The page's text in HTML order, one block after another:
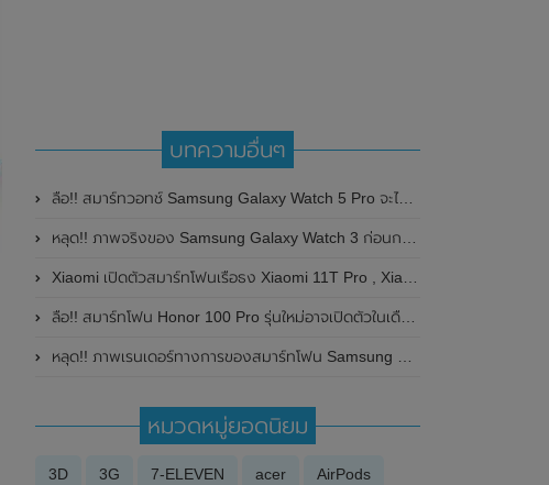
บทความอื่นๆ
ลือ!! สมาร์ทวอทช์ Samsung Galaxy Watch 5 Pro จะไม่มีขอบหน้าปัดที่หมุนได้แล้ว
หลุด!! ภาพจริงของ Samsung Galaxy Watch 3 ก่อนการเปิดตัวอย่างเป็นทางการ
Xiaomi เปิดตัวสมาร์ทโฟนเรือธง Xiaomi 11T Pro , Xiaomi 11T มาพร้อมกล้อง ความละเอียดสูงถึง 108MP , หน้าจอแสดงผล AMOLED , 120Hz และชาร์จไวสูงสุด 120W
ลือ!! สมาร์ทโฟน Honor 100 Pro รุ่นใหม่อาจเปิดตัวในเดือนพฤศจิกายน 2023 นี้ คาดมาพร้อมชิปเซ็ต Snapdragon 8 Gen 2
หลุด!! ภาพเรนเดอร์ทางการของสมาร์ทโฟน Samsung Galaxy A55 โชว์ดีไซน์กรอบโลหะ และกล้องหลัง 3 ตัว
หมวดหมู่ยอดนิยม
3D 3G 7-ELEVEN acer AirPods